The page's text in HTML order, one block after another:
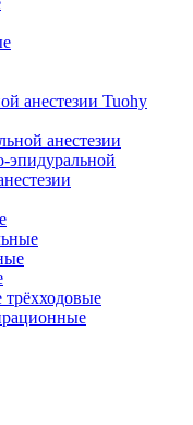
анестезии Tuohy
анестезии
эпидуральной